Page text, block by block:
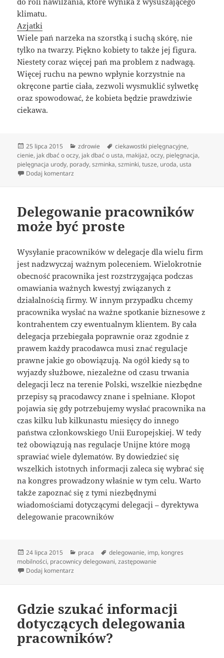
klimatu.
Azjatki
Wiele pań narzeka na szorstką i suchą skórę, nie
tylko na twarzy. Piękno kobiety to także jej figura.
Niestety coraz więcej pań ma problem z nadwagą.
Więcej ruchu na pewno wpłynie korzystnie na
okręcone partie ciała, zezwoli wysmuklić sylwetkę
oraz spowodować, że kobieta będzie prawdziwie
ciekawa.
Data
publikacji
25 lipca 2015 Kategorie
zdrowie Tagi
ciekawostki pielęgnacyjne,
cienie, jak dbać o oczy, jak dbać o usta, makijaż,oczy, pielęgnacja,
pielęgnacja urody, porady,szminka,szminki,tusze, uroda, usta
Dodaj komentarz
Delegowanie pracowników
może być proste
Wysyłanie pracowników w delegacje dla wielu firm
jest nadzwyczaj ważnym poleceniem. Wielokrotnie
obecność pracownika jest rozstrzygająca podczas
omawiania ważnych kwestyj związanych z
działalnością firmy. W innym przypadku chcemy
pracownika wysłać na ważne spotkanie biznesowe z
kontrahentem czy ewentualnym klientem. By cała
delegacja przebiegała poprawnie oraz zgodnie z
prawem każdy pracodawca musi znać regulacje
prawne jakie go obowiązują. Na ogół kiedy są to
wyjazdy służbowe, niezależne od czasu trwania
delegacji lecz na terenie Polski, wszelkie niezbędne
przepisy są pracodawcy znane i spełniane. Kłopot
pojawia się gdy potrzebujemy wysłać pracownika na
czas kilku lub kilkunastu miesięcy do innego
państwa członkowskiego Unii Europejskiej. W tedy
też obowiązują nas regulacje Unijne które mogą
sprawiać wiele dylematów. By dowiedzieć się
wszelkich istotnych informacji zaleca się wybrać się
na kongres prowadzony właśnie w tym celu. Warto
także zapoznać się z tymi niezbędnymi
wiadomościami dotyczącymi delegacji – dyrektywa
delegowanie pracowników
Data
publikacji
24 lipca 2015 Kategorie
praca Tagi
delegowanie, imp, kongres
mobilności, pracownicy delegowani,zastępowanie
Dodaj komentarz
Gdzie szukać informacji
dotyczących delegowania
pracowników?